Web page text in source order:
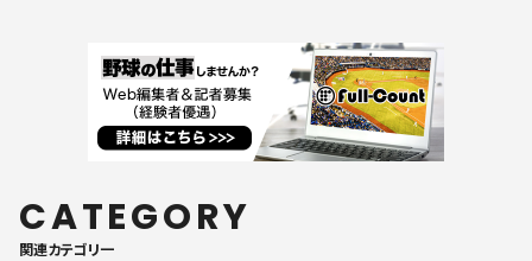
CATEGORY
関連カテゴリ一